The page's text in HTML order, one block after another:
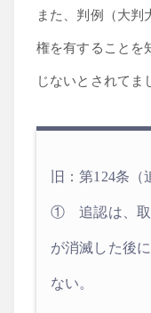
また、判例（大判
権を有することを
じないとされて
旧：第124条（
① 追認は、取
が消滅した後
ない。